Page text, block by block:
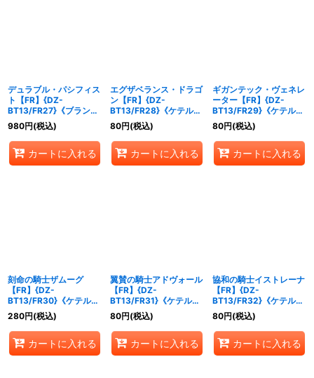
デュラブル・パシフィス
ト【FR】{DZ-
BT13/FR27}《ブラント
ゲート》
980円(税込)
カートに入れる
エグザベランス・ドラゴ
ン【FR】{DZ-
BT13/FR28}《ケテルサ
ンクチュアリ》
80円(税込)
カートに入れる
ギガンテック・ヴェネレ
ーター【FR】{DZ-
BT13/FR29}《ケテルサ
ンクチュアリ》
80円(税込)
カートに入れる
刻命の騎士ザムーグ
【FR】{DZ-
BT13/FR30}《ケテルサ
ンクチュアリ》
280円(税込)
カートに入れる
翼賛の騎士アドヴォール
【FR】{DZ-
BT13/FR31}《ケテルサ
ンクチュアリ》
80円(税込)
カートに入れる
協和の騎士イストレーナ
【FR】{DZ-
BT13/FR32}《ケテルサ
ンクチュアリ》
80円(税込)
カートに入れる